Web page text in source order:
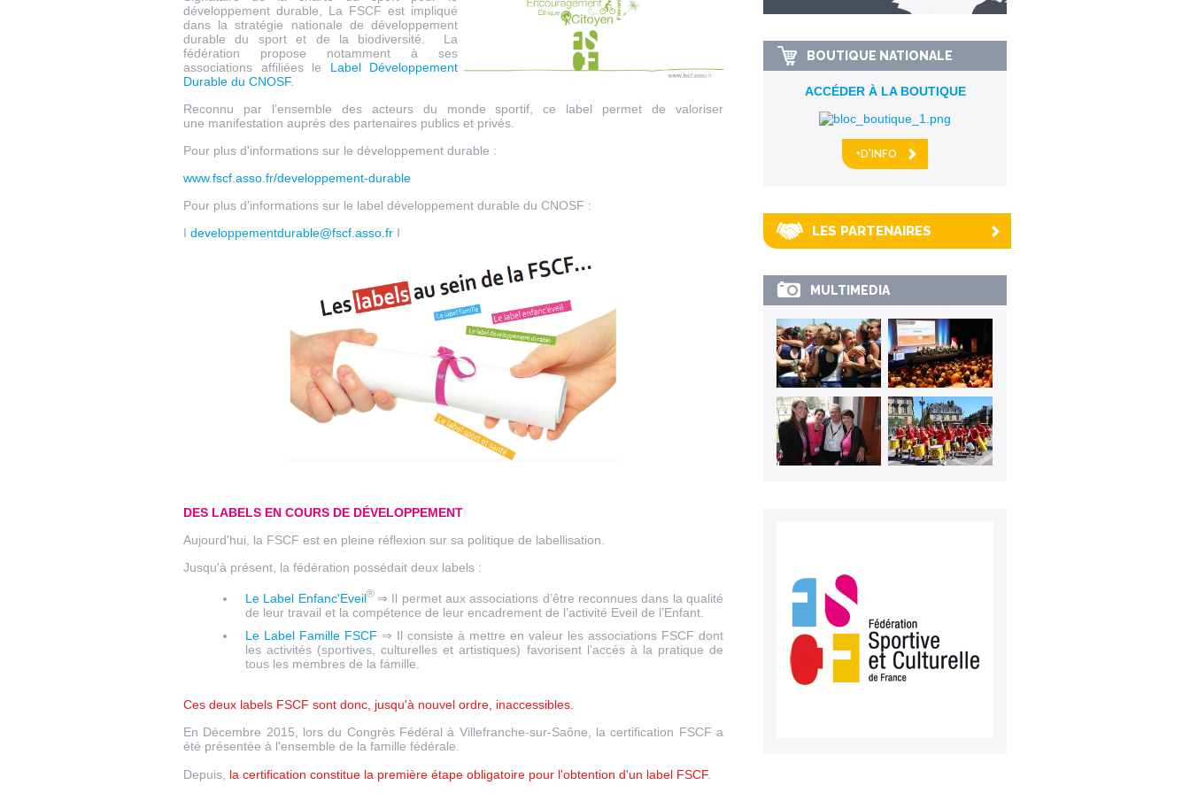
développement durable, La FSCF est impliqué
dans la stratégie nationale de développement
durable du sport et de la biodiversité. La
fédération propose notamment à ses
associations affiliées le Label Développement
Durable du CNOSF.
Reconnu par l’ensemble des acteurs du monde sportif, ce label permet de valoriser
une manifestation auprès des partenaires publics et privés.
Pour plus d'informations sur le développement durable :
www.fscf.asso.fr/developpement-durable
Pour plus d'informations sur le label développement durable du CNOSF :
I developpementdurable@fscf.asso.fr I
DES LABELS EN COURS DE DÉVELOPPEMENT
Aujourd'hui, la FSCF est en pleine réflexion sur sa politique de labellisation.
Jusqu'à présent, la fédération possédait deux labels :
Le Label Enfanc'Eveil® ⇒ Il permet aux associations d’être reconnues dans la qualité
de leur travail et la compétence de leur encadrement de l’activité Eveil de l’Enfant.
Le Label Famille FSCF ⇒ Il consiste à mettre en valeur les associations FSCF dont
les activités (sportives, culturelles et artistiques) favorisent l’accès à la pratique de
tous les membres de la famille.
Ces deux labels FSCF sont donc, jusqu'à nouvel ordre, inaccessibles.
En Décembre 2015, lors du Congrès Fédéral à Villefranche-sur-Saône, la certification FSCF a
été présentée à l'ensemble de la famille fédérale.
Depuis, la certification constitue la première étape obligatoire pour l'obtention d'un label FSCF.
km alentour
BOUTIQUE NATIONALE
ACCÉDER À LA BOUTIQUE
+D'INFO
LES PARTENAIRES
MULTIMEDIA